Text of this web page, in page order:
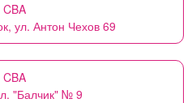
CBA
ул. Антон Чехов 69
CBA
"Балчик" № 9